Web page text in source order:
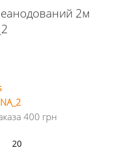
2м
400 грн
20